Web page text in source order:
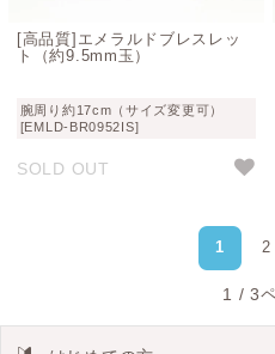
[高品質]エメラルドブレスレッ
ト（約9.5mm玉）
腕周り約17cm（サイズ変更可）
[EMLD-BR0952IS]
SOLD OUT
1 2
1 / 3